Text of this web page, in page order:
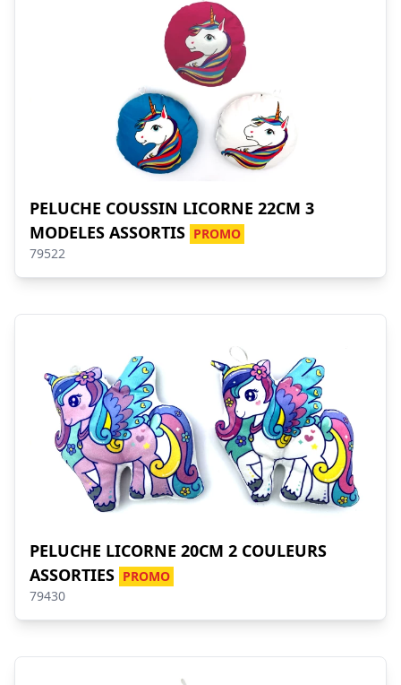
PELUCHE COUSSIN LICORNE 22CM 3
MODELES ASSORTIS PROMO
79522
PELUCHE LICORNE 20CM 2 COULEURS
ASSORTIES PROMO
79430